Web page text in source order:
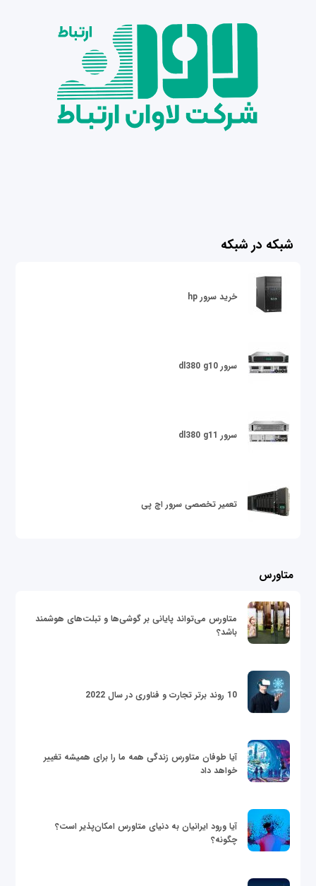
شبکه در شبکه
خرید سرور hp
سرور dl380 g10
سرور dl380 g11
تعمیر تخصصی سرور اچ پی
متاورس
متاورس می‌تواند پایانی بر گوشی‌ها و تبلت‌های هوشمند
باشد؟
10 روند برتر تجارت و فناوری در سال 2022
آیا طوفان متاورس زندگی همه ما را برای همیشه تغییر
خواهد داد
آیا ورود ایرانیان به دنیای متاورس امکان‌پذیر است؟
چگونه؟